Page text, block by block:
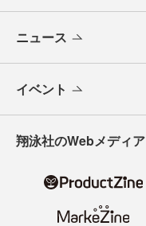
ニュース
イベント
翔泳社のWebメディア